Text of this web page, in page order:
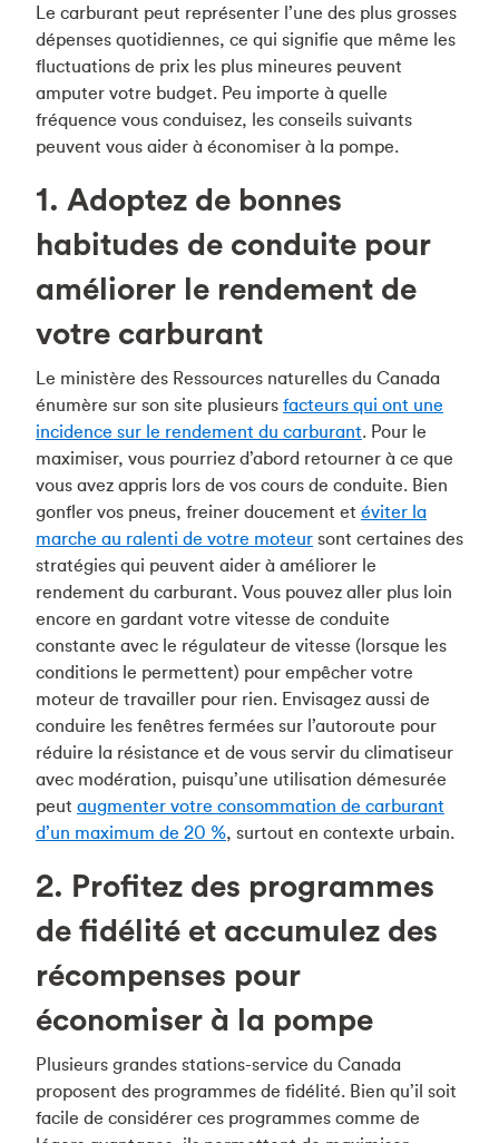
Le carburant peut représenter l’une des plus grosses
dépenses quotidiennes, ce qui signifie que même les
fluctuations de prix les plus mineures peuvent
amputer votre budget. Peu importe à quelle
fréquence vous conduisez, les conseils suivants
peuvent vous aider à économiser à la pompe.
1. Adoptez de bonnes
habitudes de conduite pour
améliorer le rendement de
votre carburant
Le ministère des Ressources naturelles du Canada
énumère sur son site plusieurs facteurs qui ont une
incidence sur le rendement du carburant. Pour le
maximiser, vous pourriez d’abord retourner à ce que
vous avez appris lors de vos cours de conduite. Bien
gonfler vos pneus, freiner doucement et éviter la
marche au ralenti de votre moteur sont certaines des
stratégies qui peuvent aider à améliorer le
rendement du carburant. Vous pouvez aller plus loin
encore en gardant votre vitesse de conduite
constante avec le régulateur de vitesse (lorsque les
conditions le permettent) pour empêcher votre
moteur de travailler pour rien. Envisagez aussi de
conduire les fenêtres fermées sur l’autoroute pour
réduire la résistance et de vous servir du climatiseur
avec modération, puisqu’une utilisation démesurée
peut augmenter votre consommation de carburant
d’un maximum de 20 %, surtout en contexte urbain.
2. Profitez des programmes
de fidélité et accumulez des
récompenses pour
économiser à la pompe
Plusieurs grandes stations-service du Canada
proposent des programmes de fidélité. Bien qu’il soit
facile de considérer ces programmes comme de